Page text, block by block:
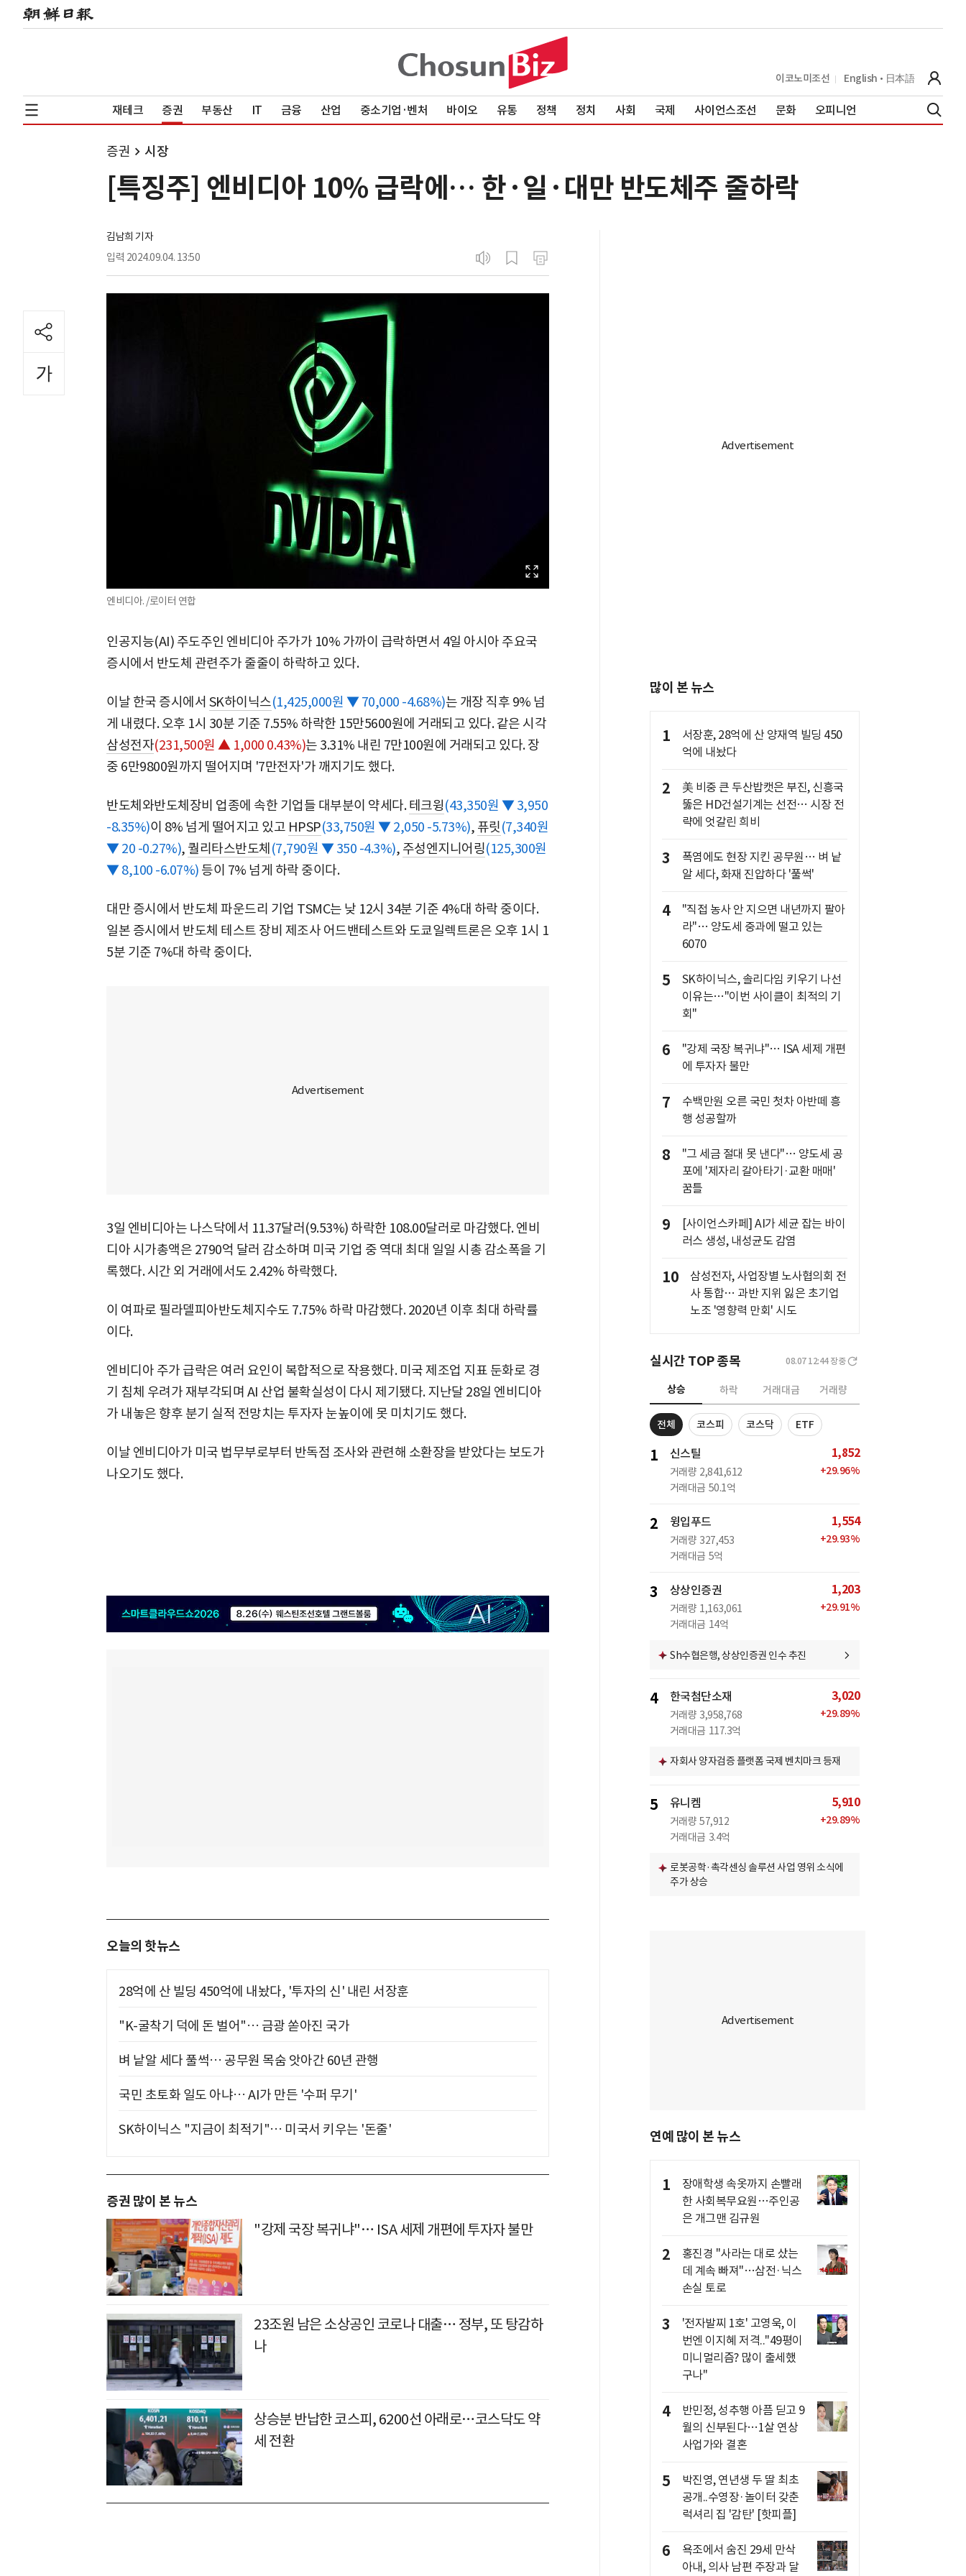
이코노미조선 English 日本語
재테크 증권 부동산 IT 금융 산업 중소기업·벤처 바이오 유통 정책 정치 사회 국제 사이언스조선 문화 오피니언
증권 시장
[특징주] 엔비디아 10% 급락에… 한·일·대만 반도체주 줄하락
김남희 기자
입력 2024.09.04. 13:50
엔비디아. /로이터 연합
인공지능(AI) 주도주인 엔비디아 주가가 10% 가까이 급락하면서 4일 아시아 주요국
증시에서 반도체 관련주가 줄줄이 하락하고 있다.
이날 한국 증시에서 SK하이닉스(1,425,000원 ▼ 70,000 -4.68%)는 개장 직후 9% 넘
게 내렸다. 오후 1시 30분 기준 7.55% 하락한 15만5600원에 거래되고 있다. 같은 시각
삼성전자(231,500원 ▲ 1,000 0.43%)는 3.31% 내린 7만100원에 거래되고 있다. 장
중 6만9800원까지 떨어지며 '7만전자'가 깨지기도 했다.
반도체와반도체장비 업종에 속한 기업들 대부분이 약세다.테크윙(43,350원 ▼ 3,950
-8.35%)이 8% 넘게 떨어지고 있고 HPSP(33,750원 ▼ 2,050 -5.73%), 퓨릿(7,340원
▼ 20 -0.27%), 퀄리타스반도체 (7,790원 ▼ 350 -4.3%), 주성엔지니어링(125,300원
▼ 8,100 -6.07%) 등이 7% 넘게 하락 중이다.
대만 증시에서 반도체 파운드리 기업 TSMC는 낮 12시 34분 기준 4%대 하락 중이다.
일본 증시에서 반도체 테스트 장비 제조사 어드밴테스트와 도쿄일렉트론은 오후 1시 1
5분 기준 7%대 하락 중이다.
3일 엔비디아는 나스닥에서 11.37달러(9.53%) 하락한 108.00달러로 마감했다. 엔비
디아 시가총액은 2790억 달러 감소하며 미국 기업 중 역대 최대 일일 시총 감소폭을 기
록했다. 시간 외 거래에서도 2.42% 하락했다.
이 여파로 필라델피아반도체지수도 7.75% 하락 마감했다. 2020년 이후 최대 하락률
이다.
엔비디아 주가 급락은 여러 요인이 복합적으로 작용했다. 미국 제조업 지표 둔화로 경
기 침체 우려가 재부각되며 AI 산업 불확실성이 다시 제기됐다. 지난달 28일 엔비디아
가 내놓은 향후 분기 실적 전망치는 투자자 눈높이에 못 미치기도 했다.
이날 엔비디아가 미국 법무부로부터 반독점 조사와 관련해 소환장을 받았다는 보도가
나오기도 했다.
오늘의 핫뉴스
28억에 산 빌딩 450억에 내놨다, '투자의 신' 내린 서장훈
"K-굴착기 덕에 돈 벌어"… 금광 쏟아진 국가
벼 낱알 세다 풀썩… 공무원 목숨 앗아간 60년 관행
국민 초토화 일도 아냐… AI가 만든 '수퍼 무기'
SK하이닉스 "지금이 최적기"… 미국서 키우는 '돈줄'
증권 많이 본 뉴스
"강제 국장 복귀냐"… ISA 세제 개편에 투자자 불만
23조원 남은 소상공인 코로나 대출… 정부, 또 탕감하
나
상승분 반납한 코스피, 6200선 아래로…코스닥도 약
세 전환
많이 본 뉴스
1
서장훈, 28억에 산 양재역 빌딩 450
억에 내놨다
2
美 비중 큰 두산밥캣은 부진, 신흥국
뚫은 HD건설기계는 선전… 시장 전
략에 엇갈린 희비
3
폭염에도 현장 지킨 공무원… 벼 낱
알 세다, 화재 진압하다 '풀썩'
4
"직접 농사 안 지으면 내년까지 팔아
라"… 양도세 중과에 떨고 있는
6070
5
SK하이닉스, 솔리다임 키우기 나선
이유는…"이번 사이클이 최적의 기
회"
6
"강제 국장 복귀냐"… ISA 세제 개편
에 투자자 불만
7
수백만원 오른 국민 첫차 아반떼 흥
행 성공할까
8
"그 세금 절대 못 낸다"… 양도세 공
포에 '제자리 갈아타기·교환 매매'
꿈틀
9
[사이언스카페] AI가 세균 잡는 바이
러스 생성, 내성균도 감염
10
삼성전자, 사업장별 노사협의회 전
사 통합… 과반 지위 잃은 초기업
노조 '영향력 만회' 시도
실시간 TOP 종목 08.07 12:44 장중
상승 하락 거래대금 거래량
전체 코스피 코스닥 ETF
1 신스틸
거래량 2,841,612
거래대금 50.1억
1,852
+29.96%
2 윙입푸드
거래량 327,453
거래대금 5억
1,554
+29.93%
3 상상인증권
거래량 1,163,061
거래대금 14억
1,203
+29.91%
Sh수협은행, 상상인증권 인수 추진
4 한국첨단소재
거래량 3,958,768
거래대금 117.3억
3,020
+29.89%
자회사 양자검증 플랫폼 국제 벤치마크 등재
5 유니켐
거래량 57,912
거래대금 3.4억
5,910
+29.89%
로봇공학·촉각센싱 솔루션 사업 영위 소식에
주가 상승
연예 많이 본 뉴스
1
장애학생 속옷까지 손빨래
한 사회복무요원…주인공
은 개그맨 김규원
2
홍진경 "사라는 대로 샀는
데 계속 빠져"…삼전·닉스
손실 토로
3
'전자발찌 1호' 고영욱, 이
번엔 이지혜 저격.."49평이
미니멀리즘? 많이 출세했
구나"
4
반민정, 성추행 아픔 딛고 9
월의 신부된다…1살 연상
사업가와 결혼
5
박진영, 연년생 두 딸 최초
공개..수영장·놀이터 갖춘
럭셔리 집 '감탄' [핫피플]
6
욕조에서 숨진 29세 만삭
아내, 의사 남편 주장과 달